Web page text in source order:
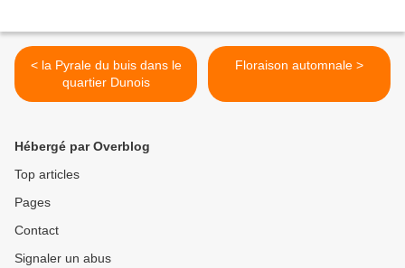
< la Pyrale du buis dans le
quartier Dunois
Floraison automnale >
Hébergé par Overblog
Top articles
Pages
Contact
Signaler un abus